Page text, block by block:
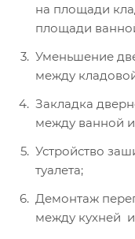
на площади
площади
Уменьшение
между
Закладка
между ванной
Устройство
туалета;
Демонтаж
между кухней